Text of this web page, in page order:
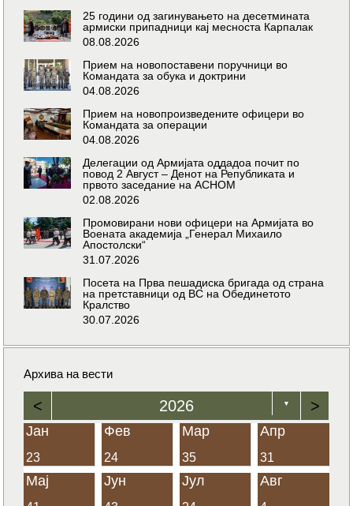
25 години од загинувањето на десетмината
армиски припадници кај месноста Карпалак
08.08.2026
Прием на новопоставени поручници во
Командата за обука и доктрини
04.08.2026
Прием на новопроизведените офицери во
Командата за операции
04.08.2026
Делегации од Армијата оддадоа почит по
повод 2 Август – Денот на Републиката и
првото заседание на АСНОМ
02.08.2026
Промовирани нови офицери на Армијата во
Воената академија „Генерал Михаило
Апостолски“
31.07.2026
Посета на Прва пешадиска бригада од страна
на претставници од ВС на Обединетото
Кралство
30.07.2026
Архива на вести
< 2026 ▼ >
Јан
23
Фев
24
Мар
35
Апр
31
Мај Јун Јул Авг